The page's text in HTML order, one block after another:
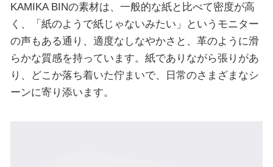
KAMIKA BINの素材は、一般的な紙と比べて密度が高
く、「紙のようで紙じゃないみたい」というモニター
の声もある通り、適度なしなやかさと、革のように滑
らかな質感を持っています。紙でありながら張りがあ
り、どこか落ち着いた佇まいで、日常のさまざまなシ
ーンに寄り添います。